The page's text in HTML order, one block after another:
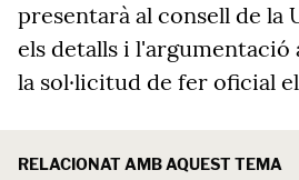
presentarà al consell de la
els detalls i l'argumentació
la sol·licitud de fer oficial
RELACIONAT AMB AQUEST TEMA